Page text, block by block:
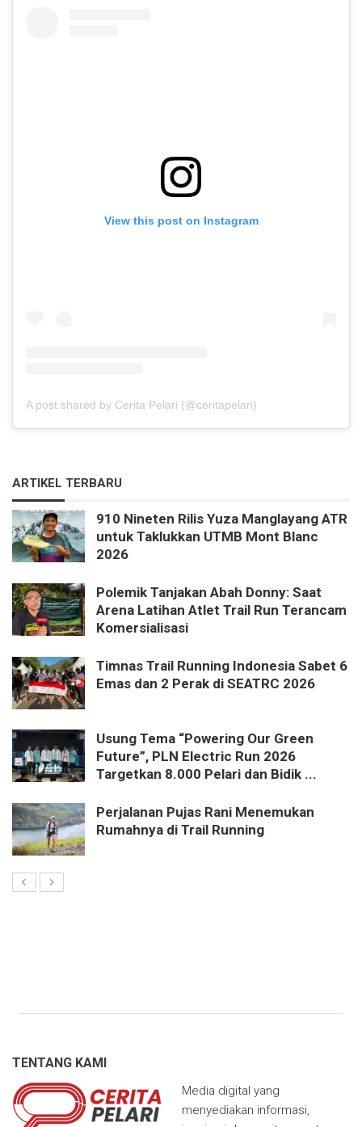
View this post on Instagram
A post shared by Cerita Pelari (@ceritapelari)
ARTIKEL TERBARU
910 Nineten Rilis Yuza Manglayang ATR
untuk Taklukkan UTMB Mont Blanc
2026
Polemik Tanjakan Abah Donny: Saat
Arena Latihan Atlet Trail Run Terancam
Komersialisasi
Timnas Trail Running Indonesia Sabet 6
Emas dan 2 Perak di SEATRC 2026
Usung Tema “Powering Our Green
Future”, PLN Electric Run 2026
Targetkan 8.000 Pelari dan Bidik ...
Perjalanan Pujas Rani Menemukan
Rumahnya di Trail Running
TENTANG KAMI
Media digital yang
menyediakan informasi,